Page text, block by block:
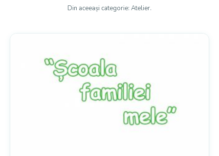
Din aceeași categorie: Atelier.